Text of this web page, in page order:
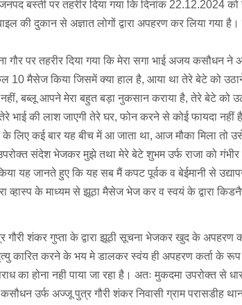
बस्ती पर तहरीर दिया गया कि दिनांक 22.12.2024
की दुकान से अज्ञात लोगों द्वारा अपहरण कर लिया गया
गौर पर तहरीर दिया गया कि मेरा सगा भाई अजय कसौधन ने
मैसेज किया जिसमें क्या हाल है, आया था तेरे बेटे को
बब्लू आपने मेरा बहुत बड़ा नुकसान कराया है, तेरे बेटे को
भाई की लाश जाएगी तेरे घर, फोन करने से कोई फायदा नहीं है
के लिए कई बार यह बीच में आ जाता था, आज मौका मिला तो
संदेश भेजकर मुझे तथा मेरे बेटे शुभम उर्फ राजा को गंभीर
यह जानते हुए कि यह सब मैं कपट पूर्वक व बेईमानी से
व्हास्प के माध्यम से झूठा मैसेज भेज कर व स्वयं के द्वारा
शंकर गुप्ता के द्वारा झूठी सूचना भेजकर खुद के अपहरण
कारित करने के भय मे डालकर स्वंय ही अपहरण कर्ता के रूप
का होना नही पाया जा रहा है। अतः मुकदमा उपरोक्त से
उर्फ अज्जू पुत्र गौरी शंकर निवासी ग्राम परासडीह